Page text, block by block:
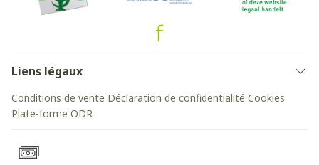
Liens légaux
Conditions de vente Déclaration de confidentialité Cookies
Plate-forme ODR